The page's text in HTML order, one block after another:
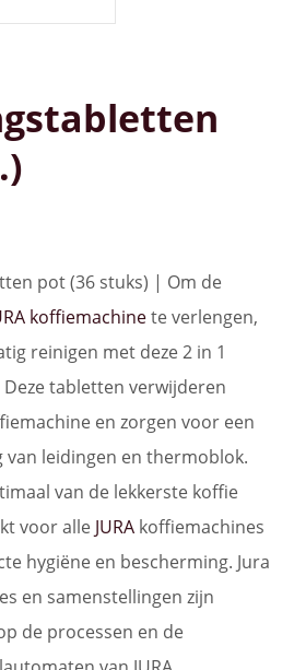
pot (36 stuks) | Om de
koffiemachinete verlengen,
reinigen met deze 2 in 1
tabletten verwijderen
en zorgen voor een
leidingen en thermoblok.
van de lekkerste koffie
voor alle JURA koffiemachines
hygiëne en bescherming. Jura
en samenstellingen zijn
de processen en de